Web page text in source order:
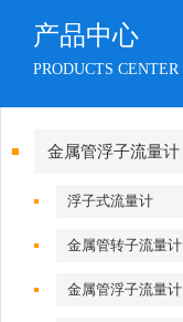
产品中心
PRODUCTS CENTER
金属管浮子流量计
浮子式流量计
金属管转子流量计
金属管浮子流量计